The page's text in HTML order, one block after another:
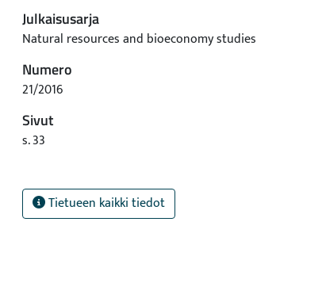
Julkaisusarja
Natural resources and bioeconomy studies
Numero
21/2016
Sivut
s. 33
Tietueen kaikki tiedot